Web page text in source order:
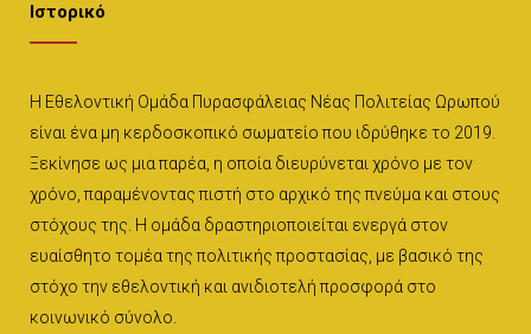
Ιστορικό
Η Εθελοντική Ομάδα Πυρασφάλειας Νέας Πολιτείας Ωρωπού
είναι ένα μη κερδοσκοπικό σωματείο που ιδρύθηκε το 2019.
Ξεκίνησε ως μια παρέα, η οποία διευρύνεται χρόνο με τον
χρόνο, παραμένοντας πιστή στο αρχικό της πνεύμα και στους
στόχους της. Η ομάδα δραστηριοποιείται ενεργά στον
ευαίσθητο τομέα της πολιτικής προστασίας, με βασικό της
στόχο την εθελοντική και ανιδιοτελή προσφορά στο
κοινωνικό σύνολο.